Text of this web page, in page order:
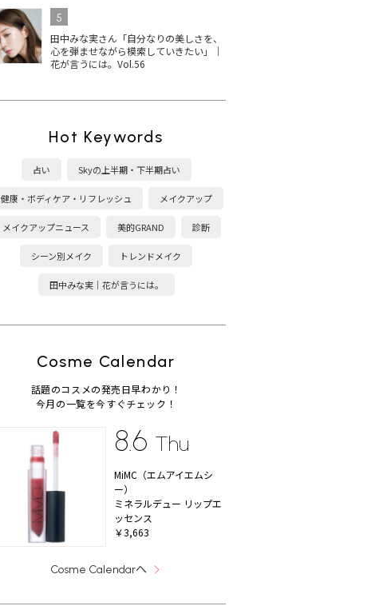
5
田中みな実さん「自分なりの美しさを、
心を弾ませながら模索していきたい」｜
花が言うには。Vol.56
Hot Keywords
占い Skyの上半期・下半期占い
健康・ボディケア・リフレッシュ メイクアップ
メイクアップニュース 美的GRAND 診断
シーン別メイク トレンドメイク
田中みな実｜花が言うには。
Cosme Calendar
話題のコスメの発売日早わかり！
今月の一覧を今すぐチェック！
8.6 Thu
MiMC（エムアイエムシ
ー）
ミネラルデュー リップエ
ッセンス
￥3,663
Cosme Calendarへ